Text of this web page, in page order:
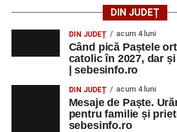
DIN JUDEȚ
DIN JUDEȚ acum 4 luni
Când pică Paștele
catolic în 2027, dar
| sebesinfo.ro
DIN JUDEȚ acum 4 luni
Mesaje de Paște.
pentru familie și
sebesinfo.ro